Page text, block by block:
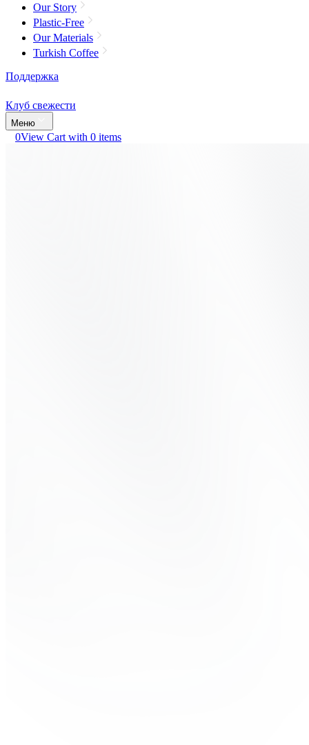
Our Story
Plastic-Free
Our Materials
Turkish Coffee
Поддержка
Клуб свежести
Меню
0View Cart with 0 items